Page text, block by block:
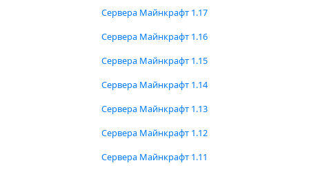
Сервера Майнкрафт 1.17
Сервера Майнкрафт 1.16
Сервера Майнкрафт 1.15
Сервера Майнкрафт 1.14
Сервера Майнкрафт 1.13
Сервера Майнкрафт 1.12
Сервера Майнкрафт 1.11